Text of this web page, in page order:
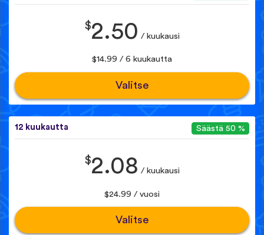
$2.50 / kuukausi
$14.99 / 6 kuukautta
Valitse
12 kuukautta Säästä 50 %
$2.08 / kuukausi
$24.99 / vuosi
Valitse